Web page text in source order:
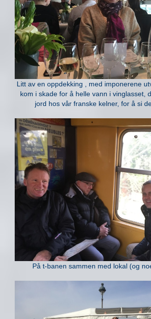
Litt av en oppdekking , med imponerene
kom i skade for å helle vann i vinglasset,
jord hos vår franske kelner, for å si
På t-banen sammen med lokal (og